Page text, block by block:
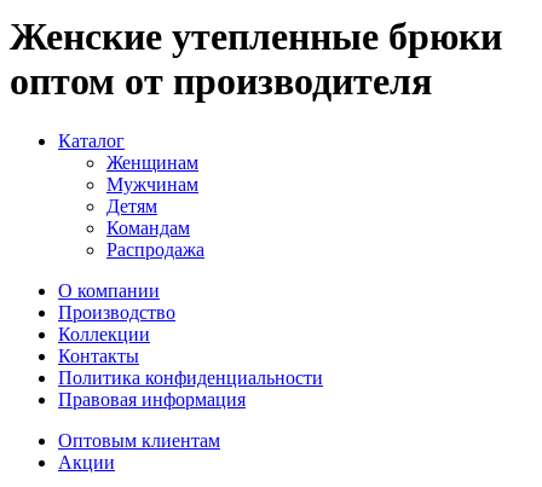
Женские утепленные брюки
оптом от производителя
Каталог
Женщинам
Мужчинам
Детям
Командам
Распродажа
О компании
Производство
Коллекции
Контакты
Политика конфиденциальности
Правовая информация
Оптовым клиентам
Акции